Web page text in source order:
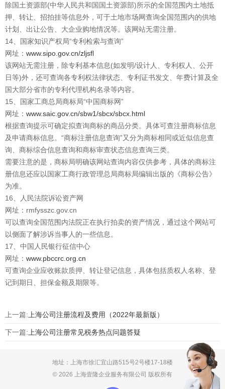
除国土资源部(中华人民共和国国土资源部)所示的全国范围内土地抵
押、转让、招拍挂等信息外，可于土地市场网查询全国范围内的供地
计划、出让公告、大企业购地情况等。该网站无需注册。
14、国家知识产权局“专利检索与查询”
网址： www.sipo.gov.cn/zljsfl
该网站无需注册，除专利基本信息(如发明/设计人、专利权人、公开
日等)外，还可查询各专利权法律状态、专利证书发文、年费计算及全
国大部分省市的专利代理机构名录等内容。
15、国家工商总局商标局“中国商标网”
网址： www.saic.gov.cn/sbw1/sbcx/sbcx.html
根据查询提示可确定拟查询商标的商品分类。具体可查注册商标信息
及申请商标信息。“商标注册信息查询”又分为商标相同或近似信息查
询、商标综合信息查询和商标审查状态信息查询三类。
需要注意的是，商标局明确该网站查询内容仅供参考，具体的商标注
册信息还应以国家工商行政管理总局商标局编辑出版的《商标公告》
为准。
16、人民法院诉讼资产网
网址：rmfysszc.gov.cn
可以查询全国范围内法院正在执行拍卖的资产情况，通过这个网站可
以侧面了解涉诉当事人的一些信息。
17、中国人民银行征信中心
网址： www.pbccrc.org.cn
可查询企业应收账款质押、转让登记信息，具体包括质权人名称、登
记到期日、担保金额及期限等。
上一篇: 上海公司注册流程及费用（2022年最新版）
下一篇: 上海公司注册常见税务热点问题答疑
地址：上海市徐汇宜山路515号2号楼17-18楼
© 2026 上海壹隆企业服务有限公司 版权所有